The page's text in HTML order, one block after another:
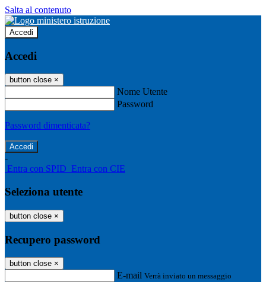
Salta al contenuto
Accedi
Accedi
button close ×
Nome Utente
Password
Password dimenticata?
-
Entra con SPID Entra con CIE
Seleziona utente
button close ×
Recupero password
button close ×
E-mail Verrà inviato un messaggio